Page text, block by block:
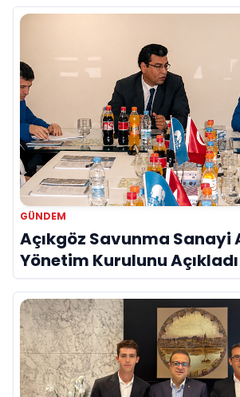
GÜNDEM
Açıkgöz Savunma Sanayi
Yönetim Kurulunu
Savunma Sanayinde
Vurgusu